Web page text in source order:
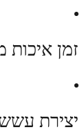
זמן
יצירת